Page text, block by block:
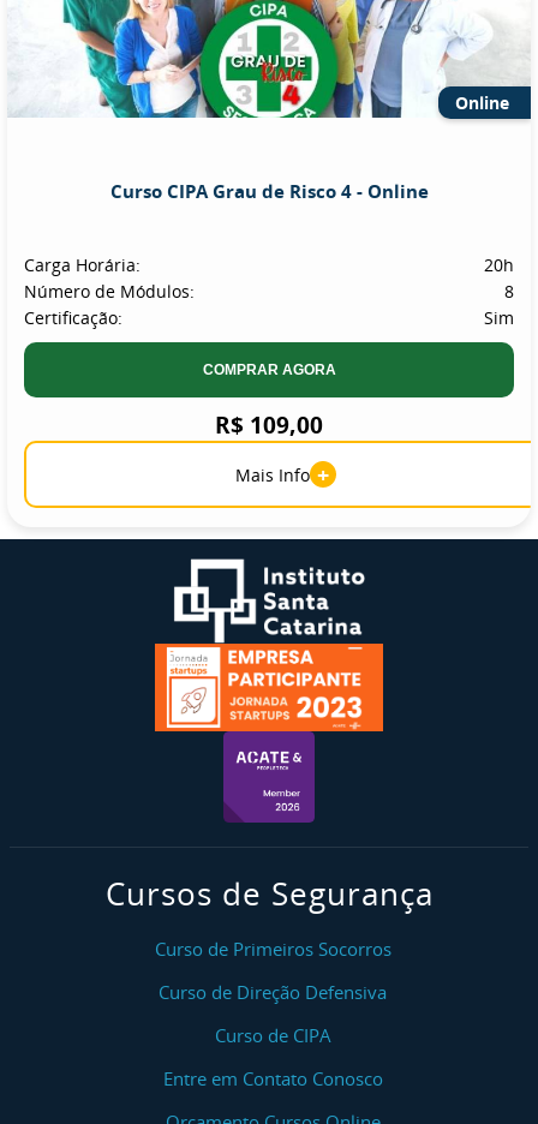
Online
Curso CIPA Grau de Risco 4 - Online
Carga Horária:
20h
Número de Módulos:
8
Certificação:
Sim
COMPRAR AGORA
R$ 109,00
Mais Info +
Cursos de Segurança
Curso de Primeiros Socorros
Curso de Direção Defensiva
Curso de CIPA
Entre em Contato Conosco